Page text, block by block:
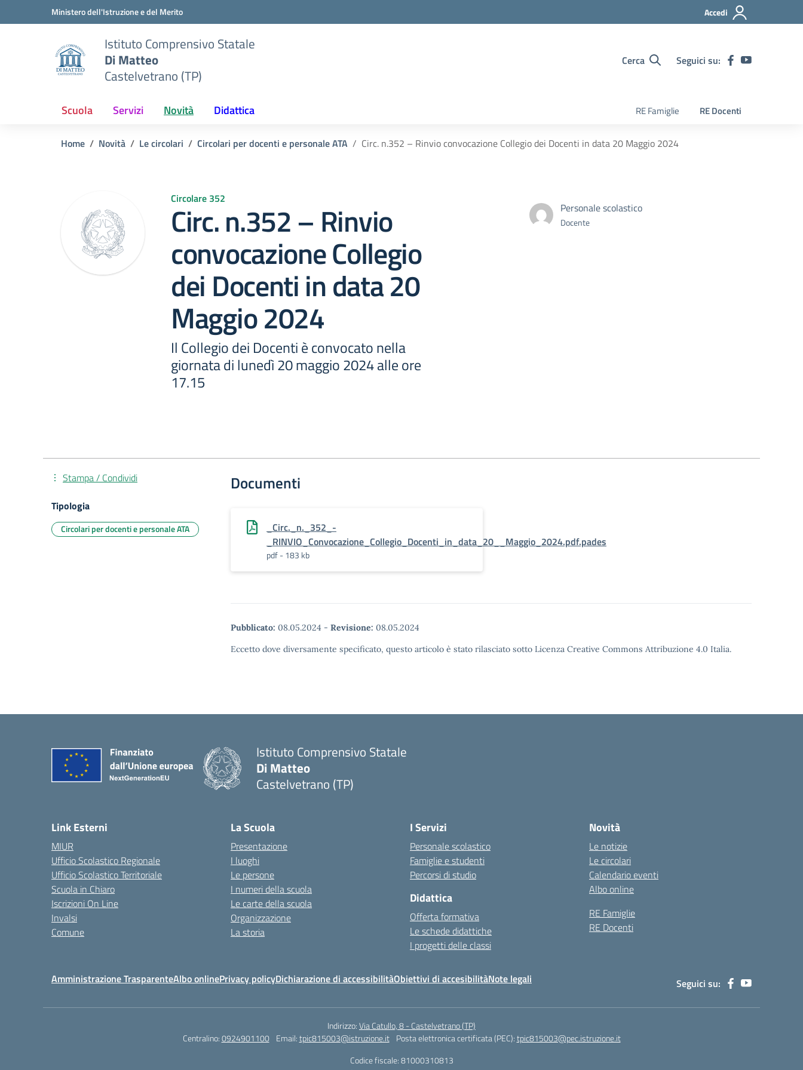
Vai ai contenuti
Vai al menu di navigazioneMinistero dell'Istruzione e del Merito Accedi
Istituto Comprensivo Statale
Di Matteo
Castelvetrano (TP)
Cerca Seguici su:
Scuola Servizi Novità Didattica RE Famiglie RE Docenti
Home Novità Le circolari Circolari per docenti e personale ATA Circ. n.352 – Rinvio convocazione Collegio dei Docenti in data 20 Maggio 2024
Circolare 352
Circ. n.352 – Rinvio
convocazione Collegio
dei Docenti in data 20
Maggio 2024
Il Collegio dei Docenti è convocato nella
giornata di lunedì 20 maggio 2024 alle ore
17.15
Personale scolastico
Docente
Documenti
_Circ._n._352_-
_RINVIO_Convocazione_Collegio_Docenti_in_data_20__Maggio_2024.pdf.pades
pdf - 183 kb
Pubblicato: 08.05.2024 - Revisione: 08.05.2024
Eccetto dove diversamente specificato, questo articolo è stato rilasciato sotto Licenza Creative Commons Attribuzione 4.0 Italia.
Stampa / Condividi
Tipologia
Circolari per docenti e personale ATA
Istituto Comprensivo Statale
Di Matteo
Castelvetrano (TP)
Link Esterni
MIUR
Ufficio Scolastico Regionale
Ufficio Scolastico Territoriale
Scuola in Chiaro
Iscrizioni On Line
Invalsi
Comune
La Scuola
Presentazione
I luoghi
Le persone
I numeri della scuola
Le carte della scuola
Organizzazione
La storia
I Servizi
Personale scolastico
Famiglie e studenti
Percorsi di studio
Didattica
Offerta formativa
Le schede didattiche
I progetti delle classi
Novità
Le notizie
Le circolari
Calendario eventi
Albo online
RE Famiglie
RE Docenti
Amministrazione TrasparenteAlbo onlinePrivacy policyDichiarazione di accessibilitàObiettivi di accesibilitàNote legali Seguici su:
Indirizzo:Via Catullo, 8 - Castelvetrano (TP)
Centralino:0924901100 Email:tpic815003@istruzione.it Posta elettronica certificata (PEC):tpic815003@pec.istruzione.it
Codice fiscale: 81000310813